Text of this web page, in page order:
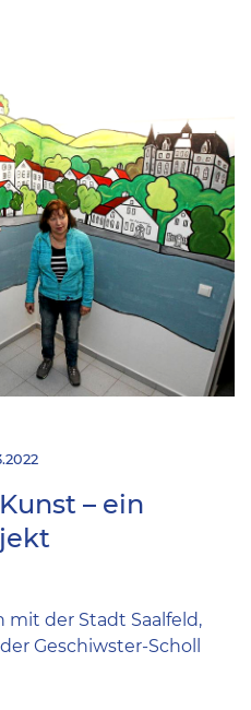
– ein
mit der Stadt Saalfeld,
Geschiwster-Scholl